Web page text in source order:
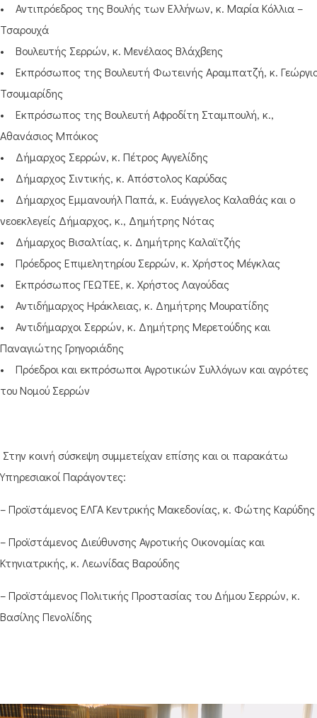
• Αντιπρόεδρος της Βουλής των Ελλήνων, κ. Μαρία Κόλλια –
Τσαρουχά
• Βουλευτής Σερρών, κ. Μενέλαος Βλάχβεης
• Εκπρόσωπος της Βουλευτή Φωτεινής Αραμπατζή, κ.
Τσουμαρίδης
• Εκπρόσωπος της Βουλευτή Αφροδίτη Σταμπουλή, κ.,
Αθανάσιος Μπόικος
• Δήμαρχος Σερρών, κ. Πέτρος Αγγελίδης
• Δήμαρχος Σιντικής, κ. Απόστολος Καρύδας
• Δήμαρχος Εμμανουήλ Παπά, κ. Ευάγγελος Καλαθάς και ο
νεοεκλεγείς Δήμαρχος, κ., Δημήτρης Νότας
• Δήμαρχος Βισαλτίας, κ. Δημήτρης Καλαϊτζής
• Πρόεδρος Επιμελητηρίου Σερρών, κ. Χρήστος Μέγκλας
• Εκπρόσωπος ΓΕΩΤΕΕ, κ. Χρήστος Λαγούδας
• Αντιδήμαρχος Ηράκλειας, κ. Δημήτρης Μουρατίδης
• Αντιδήμαρχοι Σερρών, κ. Δημήτρης Μερετούδης και
Παναγιώτης Γρηγοριάδης
• Πρόεδροι και εκπρόσωποι Αγροτικών Συλλόγων και αγρότες
του Νομού Σερρών
Στην κοινή σύσκεψη συμμετείχαν επίσης και οι παρακάτω
Υπηρεσιακοί Παράγοντες:
– Προϊστάμενος ΕΛΓΑ Κεντρικής Μακεδονίας, κ. Φώτης Καρύδης
– Προϊστάμενος Διεύθυνσης Αγροτικής Οικονομίας και
Κτηνιατρικής, κ. Λεωνίδας Βαρούδης
– Προϊστάμενος Πολιτικής Προστασίας του Δήμου Σερρών, κ.
Βασίλης Πενολίδης